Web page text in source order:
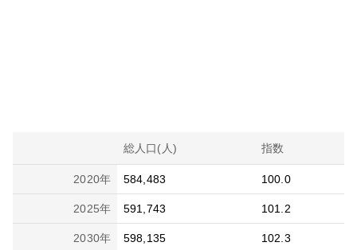
総人口(人) 指数
2020年 584,483 100.0
2025年 591,743 101.2
2030年 598,135 102.3